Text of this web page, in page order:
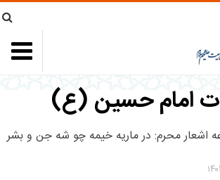
امام حسین (ع)
اشعار محرم: در ماریه خیمه چو شه جن و بشر